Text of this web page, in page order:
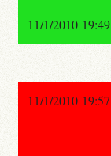
11/1/2010 19:49
11/1/2010 19:57